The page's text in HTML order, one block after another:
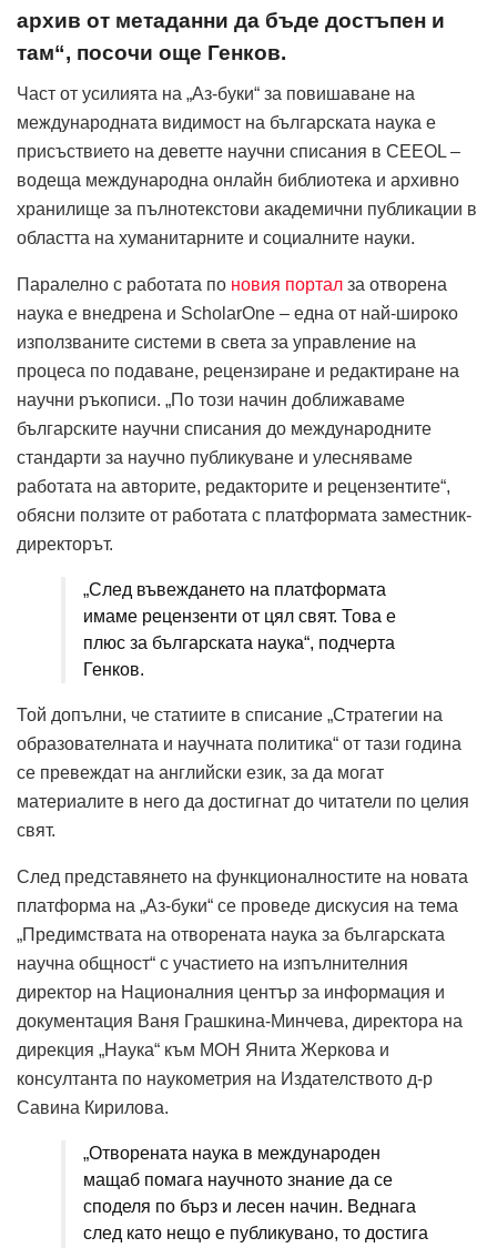
архив от метаданни да бъде достъпен и
там“, посочи още Генков.
Част от усилията на „Аз-буки“ за повишаване на
международната видимост на българската наука е
присъствието на деветте научни списания в CEEOL –
водеща международна онлайн библиотека и архивно
хранилище за пълнотекстови академични публикации в
областта на хуманитарните и социалните науки.
Паралелно с работата по новия портал за отворена
наука е внедрена и ScholarOne – една от най-широко
използваните системи в света за управление на
процеса по подаване, рецензиране и редактиране на
научни ръкописи. „По този начин доближаваме
българските научни списания до международните
стандарти за научно публикуване и улесняваме
работата на авторите, редакторите и рецензентите“,
обясни ползите от работата с платформата заместник-
директорът.
„След въвеждането на платформата
имаме рецензенти от цял свят. Това е
плюс за българската наука“, подчерта
Генков.
Той допълни, че статиите в списание „Стратегии на
образователната и научната политика“ от тази година
се превеждат на английски език, за да могат
материалите в него да достигнат до читатели по целия
свят.
След представянето на функционалностите на новата
платформа на „Аз-буки“ се проведе дискусия на тема
„Предимствата на отворената наука за българската
научна общност“ с участието на изпълнителния
директор на Националния център за информация и
документация Ваня Грашкина-Минчева, директора на
дирекция „Наука“ към МОН Янита Жеркова и
консултанта по наукометрия на Издателството д-р
Савина Кирилова.
„Отворената наука в международен
мащаб помага научното знание да се
споделя по бърз и лесен начин. Веднага
след като нещо е публикувано, то достига